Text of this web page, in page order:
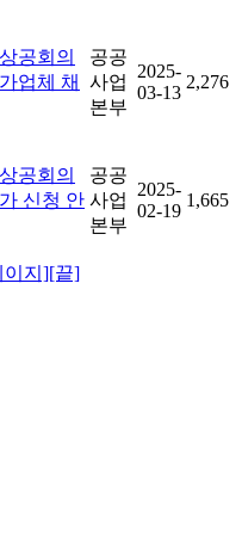
공회의
업체 채
공공
사업
본부
2025-
03-13
2,276
공회의
신청 안
공공
사업
본부
2025-
02-19
1,665
이지][끝]